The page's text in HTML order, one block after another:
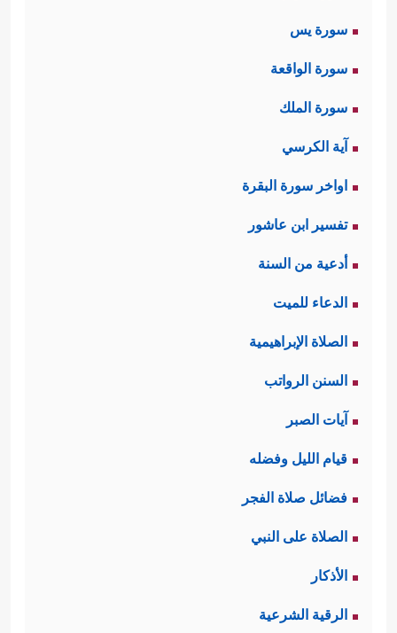
سورة يس
سورة الواقعة
سورة الملك
آية الكرسي
اواخر سورة البقرة
تفسير ابن عاشور
أدعية من السنة
الدعاء للميت
الصلاة الإبراهيمية
السنن الرواتب
آيات الصبر
قيام الليل وفضله
فضائل صلاة الفجر
الصلاة على النبي
الأذكار
الرقية الشرعية